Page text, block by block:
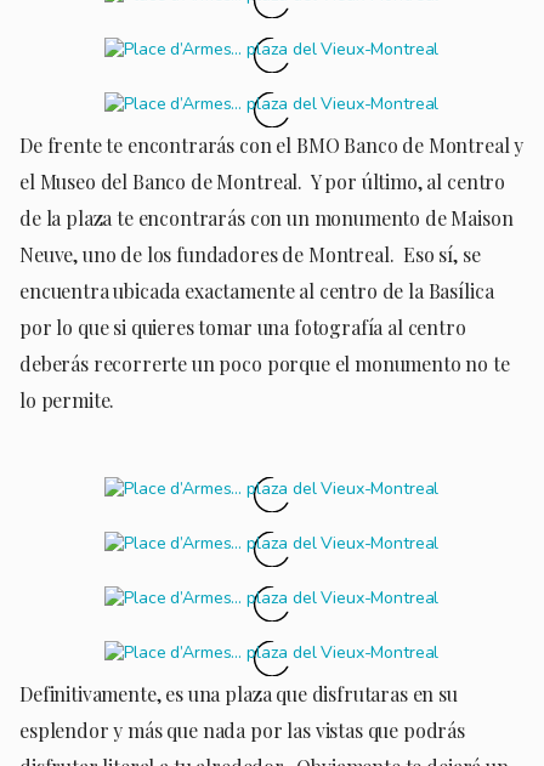
De frente te encontrarás con el BMO Banco de Montreal y
el Museo del Banco de Montreal. Y por último, al centro
de la plaza te encontrarás con un monumento de Maison
Neuve, uno de los fundadores de Montreal. Eso sí, se
encuentra ubicada exactamente al centro de la Basílica
por lo que si quieres tomar una fotografía al centro
deberás recorrerte un poco porque el monumento no te
lo permite.
Definitivamente, es una plaza que disfrutaras en su
esplendor y más que nada por las vistas que podrás